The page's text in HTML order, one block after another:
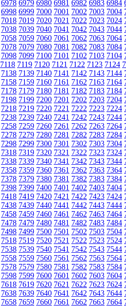
6978 6979 6980 6981 6982 6983 6984
6998 6999 7000 7001 7002 7003 7004
7018 7019 7020 7021 7022 7023 7024
7038 7039 7040 7041 7042 7043 7044
7058 7059 7060 7061 7062 7063 7064
7078 7079 7080 7081 7082 7083 7084
7098 7099 7100 7101 7102 7103 7104
7118 7119 7120 7121 7122 7123 7124
7138 7139 7140 7141 7142 7143 7144
7158 7159 7160 7161 7162 7163 7164
7178 7179 7180 7181 7182 7183 7184
7198 7199 7200 7201 7202 7203 7204
7218 7219 7220 7221 7222 7223 7224
7238 7239 7240 7241 7242 7243 7244
7258 7259 7260 7261 7262 7263 7264
7278 7279 7280 7281 7282 7283 7284
7298 7299 7300 7301 7302 7303 7304
7318 7319 7320 7321 7322 7323 7324
7338 7339 7340 7341 7342 7343 7344
7358 7359 7360 7361 7362 7363 7364
7378 7379 7380 7381 7382 7383 7384
7398 7399 7400 7401 7402 7403 7404
7418 7419 7420 7421 7422 7423 7424
7438 7439 7440 7441 7442 7443 7444
7458 7459 7460 7461 7462 7463 7464
7478 7479 7480 7481 7482 7483 7484
7498 7499 7500 7501 7502 7503 7504
7518 7519 7520 7521 7522 7523 7524
7538 7539 7540 7541 7542 7543 7544
7558 7559 7560 7561 7562 7563 7564
7578 7579 7580 7581 7582 7583 7584
7598 7599 7600 7601 7602 7603 7604
7618 7619 7620 7621 7622 7623 7624
7638 7639 7640 7641 7642 7643 7644
7658 7659 7660 7661 7662 7663 7664